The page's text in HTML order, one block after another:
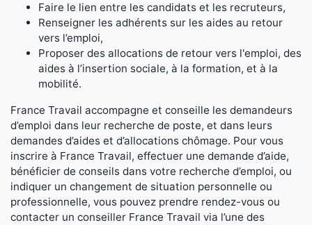
Faire le lien entre les candidats et les recruteurs,
Renseigner les adhérents sur les aides au retour
vers l’emploi,
Proposer des allocations de retour vers l'emploi, des
aides à l’insertion sociale, à la formation, et à la
mobilité.
France Travail accompagne et conseille les demandeurs
d’emploi dans leur recherche de poste, et dans leurs
demandes d’aides et d’allocations chômage. Pour vous
inscrire à France Travail, effectuer une demande d’aide,
bénéficier de conseils dans votre recherche d’emploi, ou
indiquer un changement de situation personnelle ou
professionnelle, vous pouvez prendre rendez-vous ou
contacter un conseiller France Travail via l’une des